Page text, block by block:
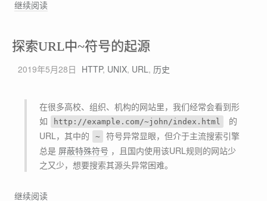
用
种
法
实
现
动
态
继续阅读[
级
析
漫
游
源
码
、
探索URL中~符号的起源
2019年5月28日 HTTP, UNIX, URL, 历史
在很多高校、组织、机构的网站里，我们经常会看到形
如
http://example.com/~john/index.html
的
URL，其中的
~
符号异常显眼，但介于主流搜索引擎
总是 屏蔽特殊符号 ，且国内使用该URL规则的网站少
之又少，想要搜索其源头异常困难。
继续阅读探